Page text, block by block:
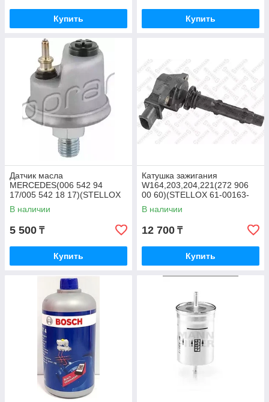
Купить Купить
Датчик масла
MERCEDES(006 542 94
17/005 542 18 17)(STELLOX
06-08018-SX)
В наличии
5 500 ₸
Купить
Катушка зажигания
W164,203,204,221(272 906
00 60)(STELLOX 61-00163-
SX)
В наличии
12 700 ₸
Купить